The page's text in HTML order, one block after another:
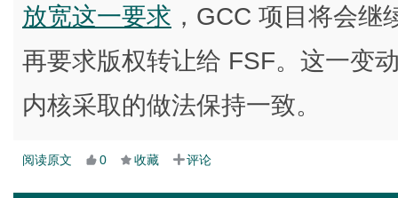
放宽这一要求 ，GCC 项目将会
再要求版权转让给 FSF。这一变
内核采取的做法保持一致。
阅读原文 0 收藏 评论